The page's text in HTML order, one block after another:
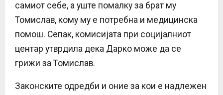
самиот себе, а уште помалку за брат му
Томислав, кому му е потребна и медицинска
помош. Сепак, комисијата при социјалниот
центар утврдила дека Дарко може да се
грижи за Томислав.
Законските одредби и оние за кои е надлежен